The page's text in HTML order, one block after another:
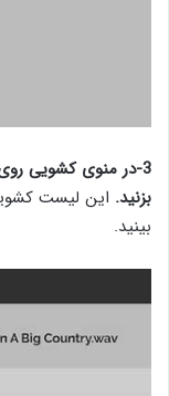
بزنید. این لیست
بینید.